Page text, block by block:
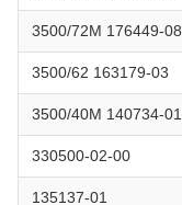
3500/72M 176449-08
3500/62 163179-03
3500/40M 140734-01
330500-02-00
135137-01